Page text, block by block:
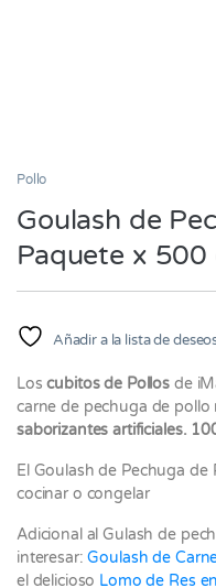
Pollo
Goulash de
Paquete x 500
Añadir a la lista de
Loscubitos de Pollos de
carne de pechuga de pollo
saborizantes artificiales.
El Goulash de Pechuga de
cocinar o congelar
Adicional al Gulash de
interesar:Goulash de
el delicioso Lomo de Res